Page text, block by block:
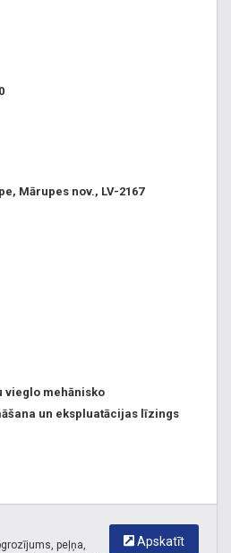
privātpersonām, izīrēt mašīnu,
Mārupes nov., LV-2167
vieglo mehānisko
un ekspluatācijas līzings
Apskatīt
peļņa,